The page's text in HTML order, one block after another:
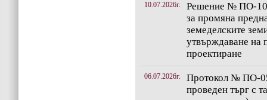
10.07.2026г.
Решение № ПО-
за промяна
земеделските
утвърждаване на
проектиране
06.07.2026г.
Протокол № ПО-
проведен търг с